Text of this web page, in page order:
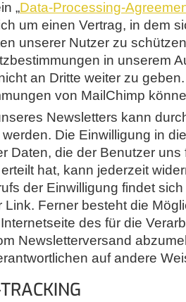
„Data-Processing-
um einen Vertrag, in dem
unserer Nutzer zu
in unserem
an Dritte weiter zu
von MailChimp
Newsletters kann
Die Einwilligung in
Daten, die der Benutzer uns
hat, kann jederzeit
der Einwilligung findet
Ferner besteht die
des für die
Newsletterversand
auf andere